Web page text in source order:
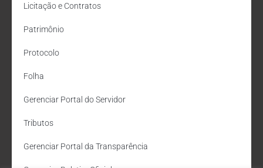
Licitação e Contratos
Patrimônio
Protocolo
Folha
Gerenciar Portal do Servidor
Tributos
Gerenciar Portal da Transparência